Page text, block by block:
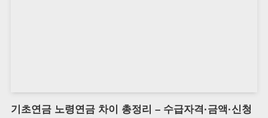
기초연금 노령연금 차이 총정리 – 수급자격·금액·신청